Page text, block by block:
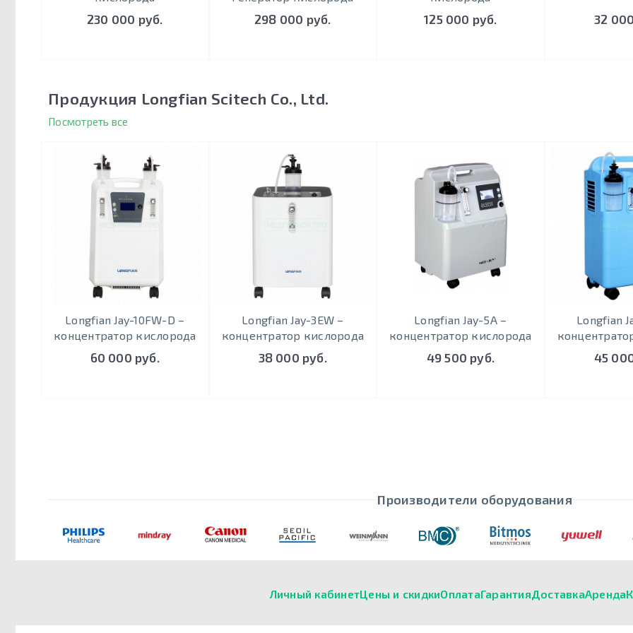
230 000 руб. 298 000 руб. 125 000 руб. 32
Продукция Longfian Scitech Co., Ltd.
Посмотреть все
Longfian Jay-10FW-D –
концентратор кислорода
60 000 руб.
Longfian Jay-3EW –
концентратор кислорода
38 000 руб.
Longfian Jay-5A –
концентратор кислорода
49 500 руб.
Longfian
45
Производители оборудования
Личный кабинетЦены и скидкиОплатаГарантияДоставкаАренда